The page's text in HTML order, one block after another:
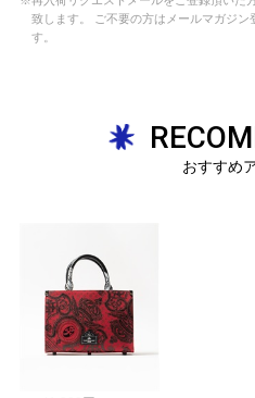
致します。 ご不要の方はメールマガジン
す。
おすすめ